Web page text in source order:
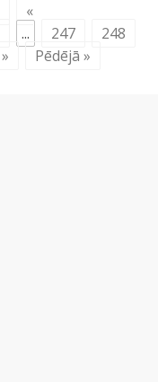
«
... 247
248
» Pēdējā »